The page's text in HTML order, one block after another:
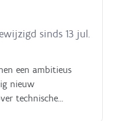
sinds 13 jul.
een ambitieus
nieuw
technische